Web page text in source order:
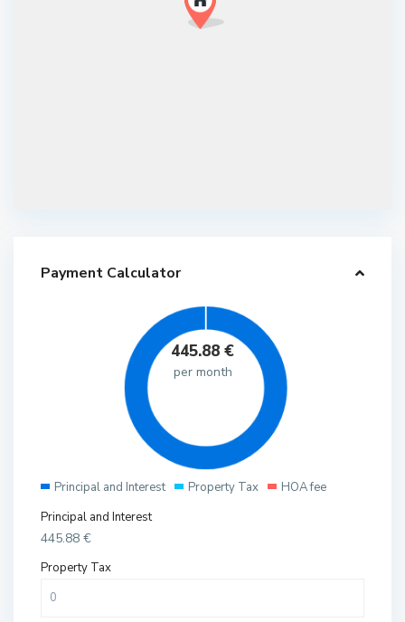
Payment Calculator
445.88 €
per month
Principal and Interest Property Tax
HOA fee
Principal and Interest
445.88 €
Property Tax